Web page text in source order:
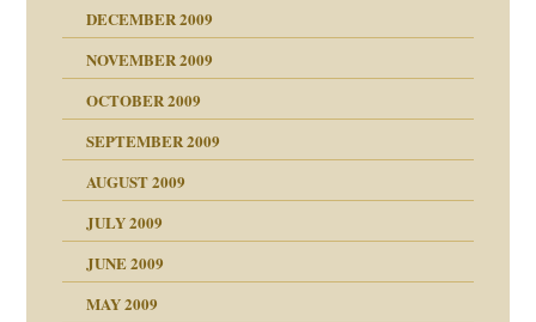
DECEMBER 2009
NOVEMBER 2009
OCTOBER 2009
SEPTEMBER 2009
AUGUST 2009
JULY 2009
JUNE 2009
MAY 2009